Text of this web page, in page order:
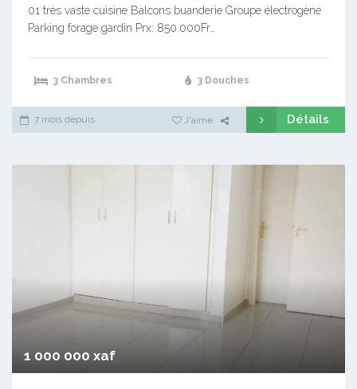
01 très vaste cuisine Balcons buanderie Groupe électrogène
Parking forage gardin Prx: 850.000Fr…
3 Chambres 3 Douches
7 mois depuis J'aime Détails
1 000 000 xaf